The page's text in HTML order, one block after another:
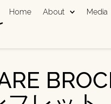
Home About Media